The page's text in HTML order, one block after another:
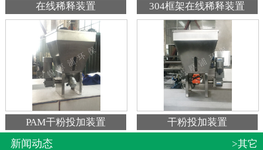
在线稀释装置 304框架在线稀释装置
PAM干粉投加装置 干粉投加装置
新闻动态 >其它